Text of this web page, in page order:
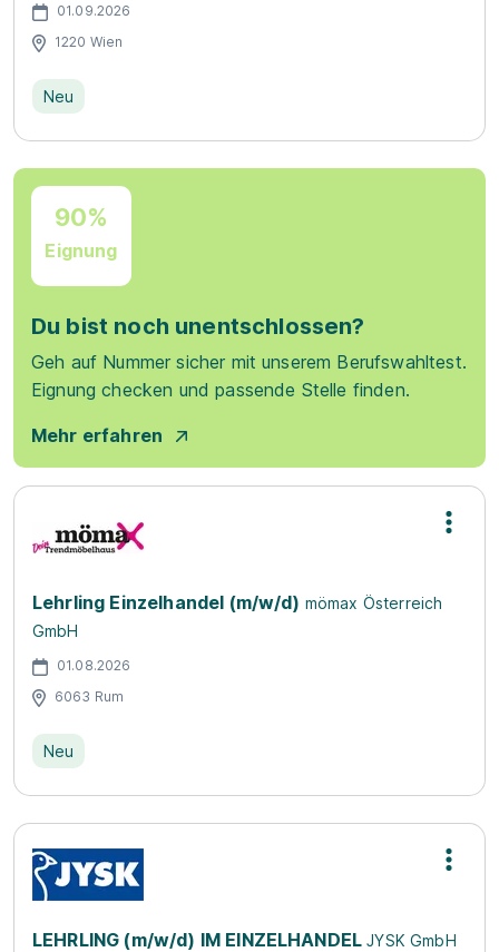
01.09.2026
1220 Wien
Neu
90%
Eignung
Du bist noch unentschlossen?
Geh auf Nummer sicher mit unserem Berufswahltest.
Eignung checken und passende Stelle finden.
Mehr erfahren
Lehrling Einzelhandel (m/w/d) mömax Österreich
GmbH
01.08.2026
6063 Rum
Neu
LEHRLING (m/w/d) IM EINZELHANDELJYSK GmbH